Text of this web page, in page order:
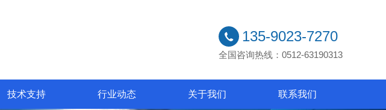
135-9023-7270
全国咨询热线：0512-63190313
技术支持 行业动态 关于我们 联系我们